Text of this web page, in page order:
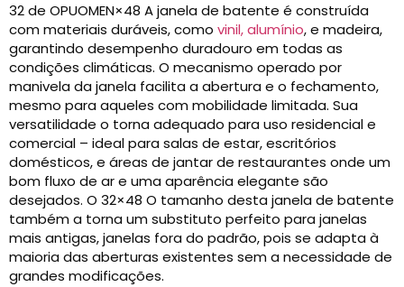
32 de OPUOMEN×48 A janela de batente é construída
com materiais duráveis, como vinil, alumínio, e madeira,
garantindo desempenho duradouro em todas as
condições climáticas. O mecanismo operado por
manivela da janela facilita a abertura e o fechamento,
mesmo para aqueles com mobilidade limitada. Sua
versatilidade o torna adequado para uso residencial e
comercial – ideal para salas de estar, escritórios
domésticos, e áreas de jantar de restaurantes onde um
bom fluxo de ar e uma aparência elegante são
desejados. O 32×48 O tamanho desta janela de batente
também a torna um substituto perfeito para janelas
mais antigas, janelas fora do padrão, pois se adapta à
maioria das aberturas existentes sem a necessidade de
grandes modificações.